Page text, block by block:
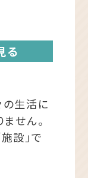
る
生活に
せん。
設」で